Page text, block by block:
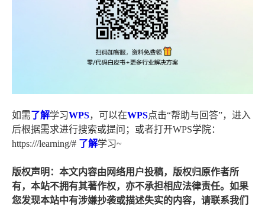
如需了解学习WPS，可以在WPS点击“帮助与回答”，进入
后根据需求进行搜索或提问；或者打开WPS学院：
https:///learning/# 了解学习~
版权声明：本文内容由网络用户投稿，版权归原作者所
有，本站不拥有其著作权，亦不承担相应法律责任。如果
您发现本站中有涉嫌抄袭或描述失实的内容，请联系我们